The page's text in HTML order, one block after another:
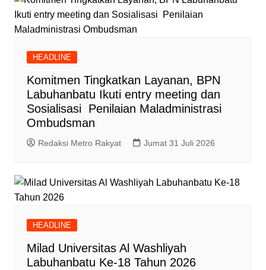
HEADLINE
Komitmen Tingkatkan Layanan, BPN
Labuhanbatu Ikuti entry meeting dan
Sosialisasi Penilaian Maladministrasi
Ombudsman
Redaksi Metro Rakyat Jumat 31 Juli 2026
HEADLINE
Milad Universitas Al Washliyah
Labuhanbatu Ke-18 Tahun 2026